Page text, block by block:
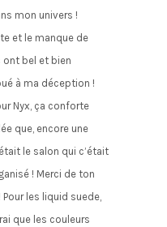
mon univers !
et le manque de
ont bel et bien
à ma déception !
Nyx, ça conforte
que, encore une
le salon qui c’était
! Merci de ton
Pour les liquid suede,
que les couleurs